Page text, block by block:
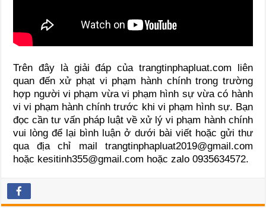
Trên đây là giải đáp của trangtinphapluat.com liên
quan đến xử phạt vi phạm hành chính trong trường
hợp người vi phạm vừa vi phạm hình sự vừa có hành
vi vi phạm hành chính trước khi vi phạm hình sự. Bạn
đọc cần tư vấn pháp luật về xử lý vi phạm hành chính
vui lòng để lại bình luận ở dưới bài viết hoặc gửi thư
qua địa chỉ mail trangtinphapluat2019@gmail.com
hoặc kesitinh355@gmail.com hoặc zalo 0935634572.